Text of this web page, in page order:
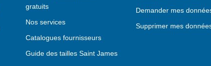
gratuits
Nos services
Catalogues fournisseurs
Guide des tailles Saint James
Demander mes
Supprimer mes